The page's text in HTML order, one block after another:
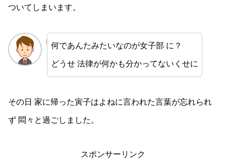
ついてしまいます。
何であんたみたいなのが女子部 に？
どうせ 法律が何かも分かってないくせに
その日 家に帰った寅子はよねに言われた言葉が忘れられ
ず 悶々と過ごしました。
スポンサーリンク